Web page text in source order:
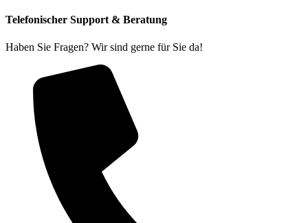
Telefonischer Support & Beratung
Haben Sie Fragen? Wir sind gerne für Sie da!